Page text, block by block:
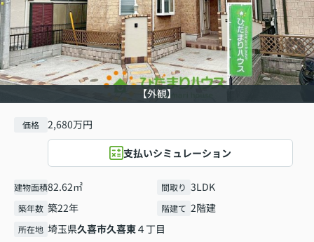
【外観】
価格 2,680万円
支払いシミュレーション
建物面積82.62㎡ 間取り 3LDK
築年数 築22年 階建て 2階建
所在地 埼玉県久喜市久喜東４丁目